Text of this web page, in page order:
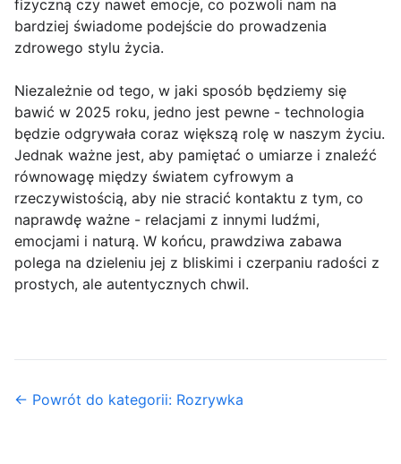
fizyczną czy nawet emocje, co pozwoli nam na
bardziej świadome podejście do prowadzenia
zdrowego stylu życia.
Niezależnie od tego, w jaki sposób będziemy się
bawić w 2025 roku, jedno jest pewne - technologia
będzie odgrywała coraz większą rolę w naszym życiu.
Jednak ważne jest, aby pamiętać o umiarze i znaleźć
równowagę między światem cyfrowym a
rzeczywistością, aby nie stracić kontaktu z tym, co
naprawdę ważne - relacjami z innymi ludźmi,
emocjami i naturą. W końcu, prawdziwa zabawa
polega na dzieleniu jej z bliskimi i czerpaniu radości z
prostych, ale autentycznych chwil.
← Powrót do kategorii: Rozrywka